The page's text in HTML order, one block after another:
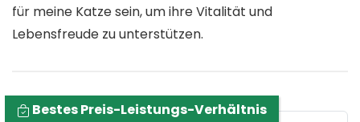
für meine Katze sein, um ihre Vitalität und
Lebensfreude zu unterstützen.
Bestes Preis-Leistungs-Verhältnis